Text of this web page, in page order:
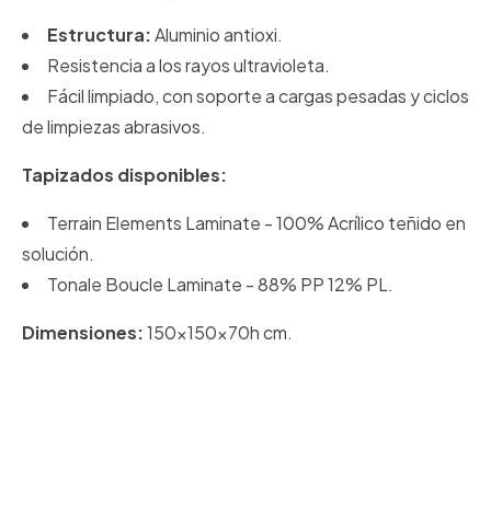
Estructura:Aluminio antioxi.
Resistencia a los rayos ultravioleta.
Fácil limpiado, con soporte a cargas pesadas y ciclos
de limpiezas abrasivos.
Tapizados disponibles:
Terrain Elements Laminate - 100% Acrílico teñido en
solución.
Tonale Boucle Laminate - 88% PP 12% PL.
Dimensiones:150x150x70h cm.